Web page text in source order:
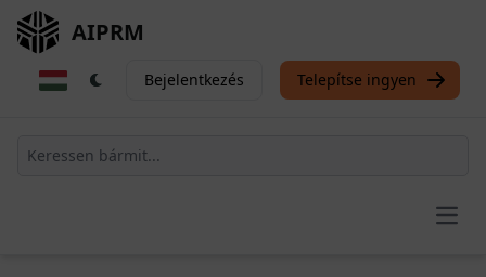
AIPRM
Bejelentkezés Telepítse ingyen